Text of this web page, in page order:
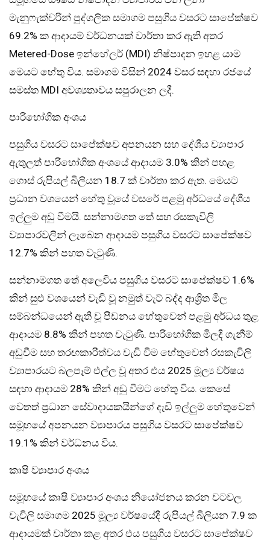
මැනුෆැක්චරින් පුද්ගලික සමාගම පසුගිය වසරට සාපේක්ෂව
69.2% ක ආදායම් වර්ධනයක් වාර්තා කර ඇති අතර
Metered-Dose ඉන්හේලර් (MDI) නිෂ්පාදන ඉහළ යාම
මෙයට හේතු විය. සමාගම විසින් 2024 වසර සඳහා රජයේ
සමස්ත MDI අවශ්‍යතාවය සපුරාලන ලදී.
පාරිභෝගික අංශය
පසුගිය වසරට සාපේක්ෂව අපනයන සහ දේශීය ව්‍යාපාර
ඇතුලත් පාරිභෝගික අංශයේ ආදායම 3.0% කින් පහළ
ගොස් රුපියල් බිලියන 18.7 ක් වාර්තා කර ඇත. මෙයට
ප්‍රධාන වශයෙන් හේතු වූයේ වසරේ පළමු අර්ධයේ දේශීය
ඉල්ලුම අඩු වීමයි. සන්නාමගත තේ සහ රසකැවිලි
ව්‍යාපාරවලින් ලැබෙන ආදායම පසුගිය වසරට සාපේක්ෂව
12.7% කින් පහත වැටුණි.
සන්නාමගත තේ අලෙවිය පසුගිය වසරට සාපේක්ෂව 1.6%
කින් සුළු වශයෙන් වැඩි වූ නමුත් වැට් බද්ද ආශ්‍රිත මිල
සම්බන්ධයෙන් ඇති වූ පීඩනය හේතුවෙන් පළමු අර්ධය තුළ
ආදායම 8.8% කින් පහත වැටුණි. පාරිභෝගික මිලදී ගැනීම්
අඩුවීම සහ තරඟකාරිත්වය වැඩි වීම හේතුවෙන් රසකැවිලි
ව්‍යාපාරයට බලපෑම් එල්ල වූ අතර එය 2025 මූල්‍ය වර්ෂය
සඳහා ආදායම 28% කින් අඩු වීමට හේතු විය. කෙසේ
වෙතත් ප්‍රධාන සේවාදායකයින්ගේ දැඩි ඉල්ලුම හේතුවෙන්
සමූහයේ අපනයන ව්‍යාපාරය පසුගිය වසරට සාපේක්ෂව
19.1% කින් වර්ධනය විය.
කෘෂි ව්‍යාපාර අංශය
සමූහයේ කෘෂි ව්‍යාපාර අංශය නියෝජනය කරන වටවල
වැවිලි සමාගම 2025 මූල්‍ය වර්ෂයේදී රුපියල් බිලියන 7.9 ක
ආදායමක් වාර්තා කළ අතර එය පසුගිය වසරට සාපේක්ෂව